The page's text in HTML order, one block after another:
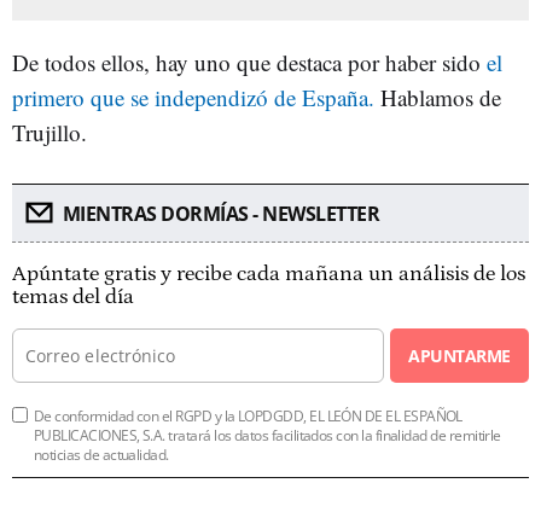
De todos ellos, hay uno que destaca por haber sido el
primero que se independizó de España. Hablamos de
Trujillo.
MIENTRAS DORMÍAS - NEWSLETTER
Apúntate gratis y recibe cada mañana un análisis de los
temas del día
APUNTARME
De conformidad con el RGPD y la LOPDGDD, EL LEÓN DE EL ESPAÑOL
PUBLICACIONES, S.A. tratará los datos facilitados con la finalidad de remitirle
noticias de actualidad.